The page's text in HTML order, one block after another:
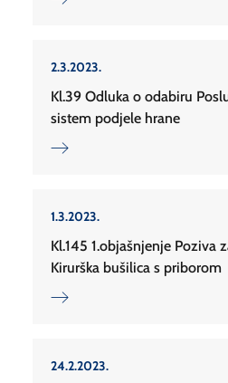
2.3.2023.
Kl.39 Odluka o odabiru
sistem podjele hrane
1.3.2023.
Kl.145 1.objašnjenje Poziva
Kirurška bušilica s priborom
24.2.2023.